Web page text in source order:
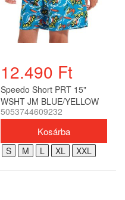
12.490 Ft
Speedo Short PRT 15"
WSHT JM BLUE/YELLOW
(UK) gyerek
5053744609232
S M L XL XXL